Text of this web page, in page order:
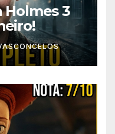
Holmes 3